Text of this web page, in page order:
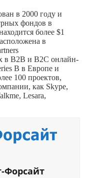
в 2000 году и
фондов в
более $1
в
в B2B и B2C онлайн-
B в Европе и
100 проектов,
как Skype,
Lesara,
Форсайт